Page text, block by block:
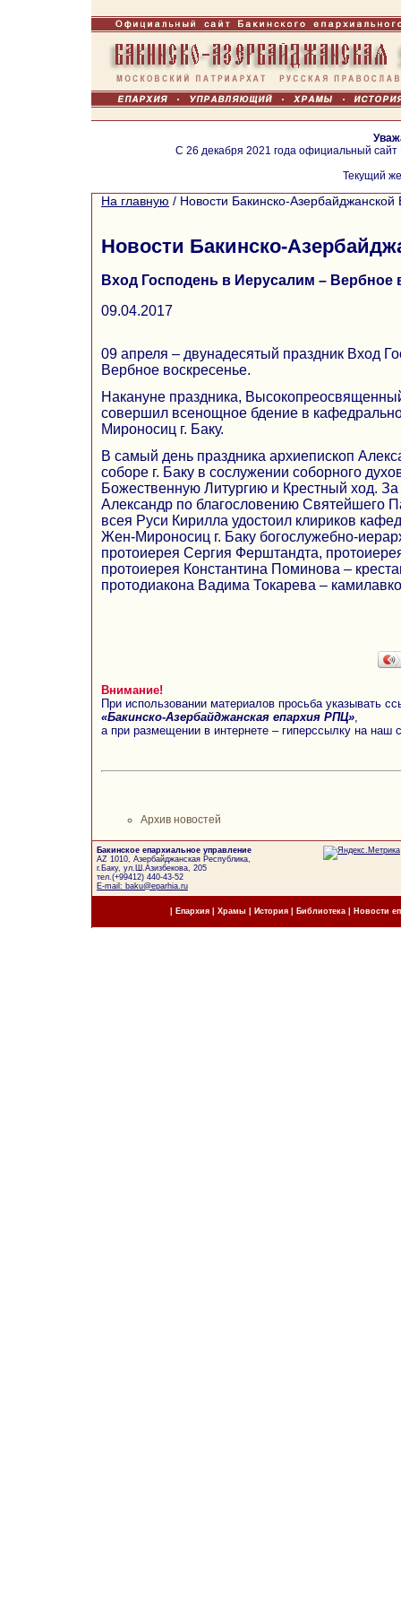
С 26 декабря 2021 года официальный
Текущий
На главную / Новости Бакинско-Азербайджанской
Новости Бакинско-
Вход Господень в Иерусалим – Вербное
09.04.2017
09 апреля – двунадесятый праздник Вход
Вербное воскресенье.
Накануне праздника,
совершил всенощное бдение в
Мироносиц г. Баку.
В самый день праздника архиепископ
соборе г. Баку в сослужении соборного
Божественную Литургию и Крестный ход.
Александр по благословению Святейшего
всея Руси Кирилла удостоил клириков
Жен-Мироносиц г. Баку богослужебно-
протоиерея Сергия Ферштандта,
протоиерея Константина Поминова –
протодиакона Вадима Токарева –
Внимание!
При использовании материалов просьба указывать
«Бакинско-Азербайджанская епархия РПЦ»
а при размещении в интернете – гиперссылку на наш
Архив новостей
Бакинское епархиальное управление
AZ 1010, Азербайджанская Республика,
г.Баку, ул.Ш.Азизбекова, 205
тел.(+99412) 440-43-52
E-mail: baku@eparhia.ru
Епархия| Храмы История| Библиотека Новости